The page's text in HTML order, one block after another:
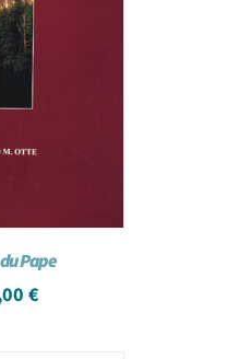
Pape
€